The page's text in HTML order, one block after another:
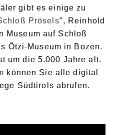
gibt es einige zu
Prösels", Reinhold
Museum auf Schloß
Ötzi-Museum in Bozen.
um die 5.000 Jahre alt.
können Sie alle digital
Südtirols abrufen.